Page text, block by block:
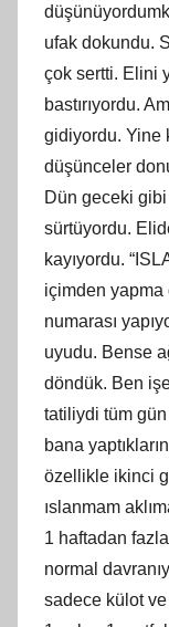
ufak dokundu.
çok sertti. Elini
bastırıyordu.
gidiyordu. Yine
düşünceler
Dün geceki
sürtüyordu.
kayıyordu.
içimden yapma
numarası
uyudu. Bense
döndük. Ben
tatiliydi tüm
bana
özellikle ikinci
ıslanmam
1 haftadan
normal
sadece külot